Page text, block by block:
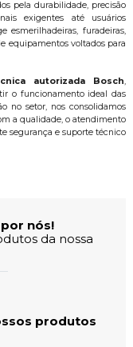
pela durabilidade, precisão
exigentes até usuários
esmerilhadeiras, furadeiras,
equipamentos voltados para
autorizada Bosch
o funcionamento ideal das
no setor, nos consolidamos
a qualidade, o atendimento
segurança e suporte técnico
nós!
da nossa
produtos